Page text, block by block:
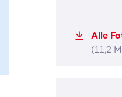
JPG, 2,5 MB
Alle
(11,2